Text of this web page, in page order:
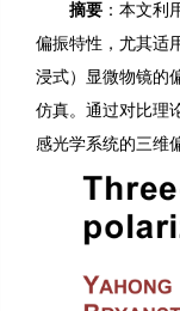
摘要 ：本文利
偏振特性，尤其适
浸式）显微物镜的
仿真。通过对比理
感光学系统的三维